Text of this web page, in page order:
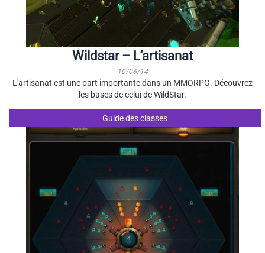
Wildstar – L’artisanat
10/06/14
L'artisanat est une part importante dans un MMORPG. Découvrez
les bases de celui de WildStar.
Guide des classes